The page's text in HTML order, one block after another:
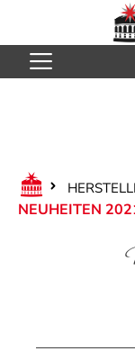
Zum Hauptinhalt
NEUHEITEN